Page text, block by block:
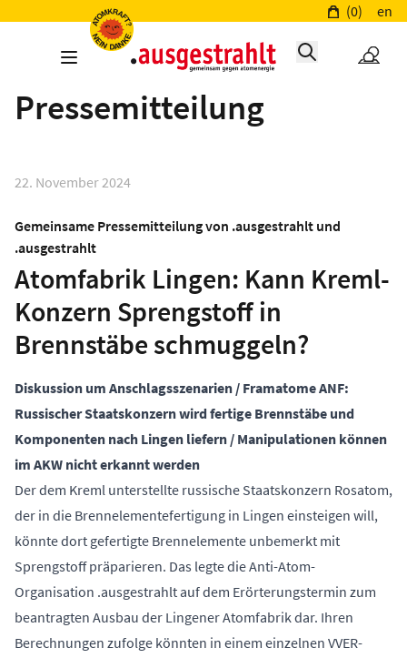
(0) en
Pressemitteilung
22. November 2024
Gemeinsame Pressemitteilung von .ausgestrahlt und
.ausgestrahlt
Atomfabrik Lingen: Kann Kreml-
Konzern Sprengstoff in
Brennstäbe schmuggeln?
Diskussion um Anschlagsszenarien / Framatome ANF:
Russischer Staatskonzern wird fertige Brennstäbe und
Komponenten nach Lingen liefern / Manipulationen können
im AKW nicht erkannt werden
Der dem Kreml unterstellte russische Staatskonzern Rosatom,
der in die Brennelementefertigung in Lingen einsteigen will,
könnte dort gefertigte Brennelemente unbemerkt mit
Sprengstoff präparieren. Das legte die Anti-Atom-
Organisation .ausgestrahlt auf dem Erörterungstermin zum
beantragten Ausbau der Lingener Atomfabrik dar. Ihren
Berechnungen zufolge könnten in einem einzelnen VVER-